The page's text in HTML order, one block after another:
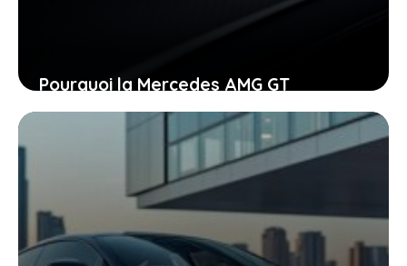
Pourquoi la Mercedes AMG GT
électrique à 1153 ch pourrait changer
votre vision de la conduite sportive